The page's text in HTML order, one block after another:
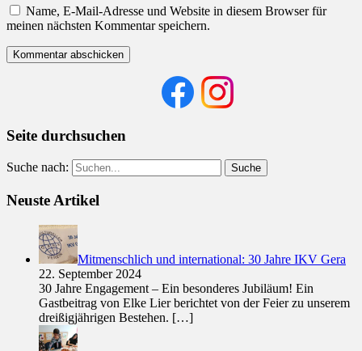
Name, E-Mail-Adresse und Website in diesem Browser für
meinen nächsten Kommentar speichern.
Seite durchsuchen
Suche nach:
Neuste Artikel
Mitmenschlich und international: 30 Jahre IKV Gera
22. September 2024
30 Jahre Engagement – Ein besonderes Jubiläum! Ein
Gastbeitrag von Elke Lier berichtet von der Feier zu unserem
dreißigjährigen Bestehen. […]